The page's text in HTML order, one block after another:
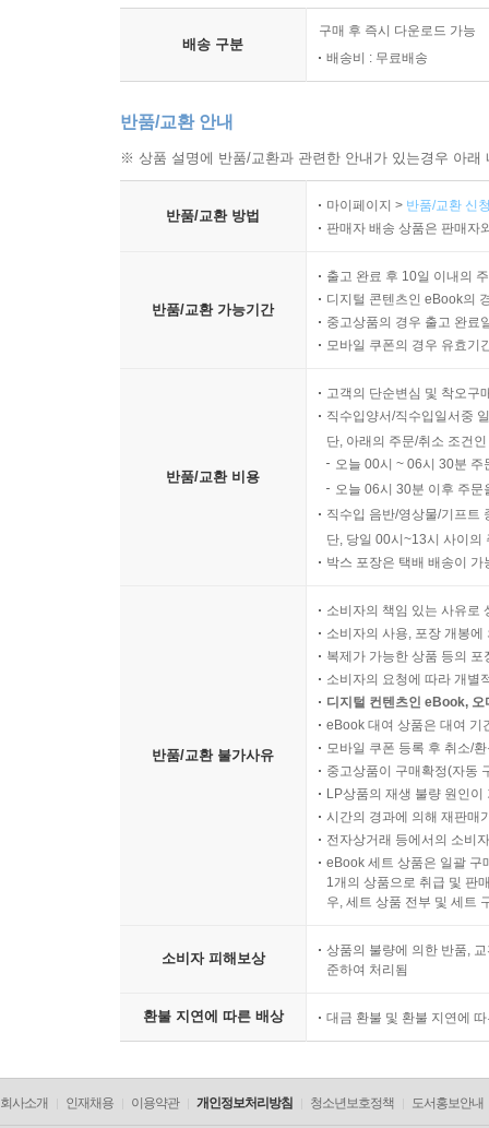
배송 구분
구매 후 즉시 다운로드 가능
배송비 : 무료배송
반품/교환 안내
※ 상품 설명에 반품/교환과 관련한 안내가 있는경우 아
반품/교환 방법
마이페이지 > 반품/교환 신
판매자 배송 상품은 판매자
반품/교환 가능기간
출고 완료 후 10일 이내의
디지털 콘텐츠인 eBook의
중고상품의 경우 출고 완료
모바일 쿠폰의 경우 유효기
반품/교환 비용
고객의 단순변심 및 착오구
직수입양서/직수입일서중
단, 아래의 주문/취소 조건
오늘 00시 ~ 06시 30분
오늘 06시 30분 이후 주
직수입 음반/영상물/기프트
단, 당일 00시~13시 사이의
박스 포장은 택배 배송이
반품/교환 불가사유
소비자의 책임 있는 사유로
소비자의 사용, 포장 개봉
복제가 가능한 상품 등의
소비자의 요청에 따라 개별
디지털 컨텐츠인 eBook,
eBook 대여 상품은 대여 기
모바일 쿠폰 등록 후 취소/
중고상품이 구매확정(자동
LP상품의 재생 불량 원인
시간의 경과에 의해 재판매
전자상거래 등에서의 소비
eBook 세트 상품은 일괄 구
1개의 상품으로 취급 및 판
우, 세트 상품 전부 및 세트
소비자 피해보상
상품의 불량에 의한 반품,
준하여 처리됨
환불 지연에 따른 배상 대금 환불 및 환불 지연에
회사소개 인재채용 이용약관 개인정보처리방침 청소년보호정책 도서홍보안내